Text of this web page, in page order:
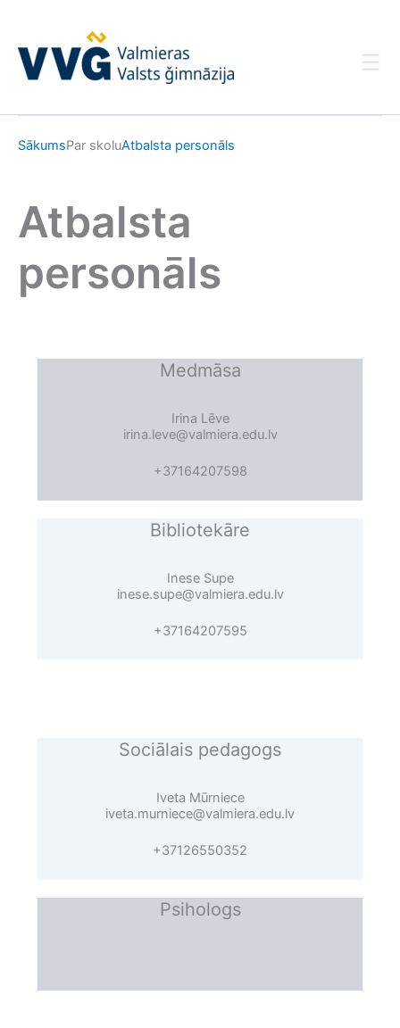
SākumsPar skoluAtbalsta personāls
Atbalsta
personāls
Medmāsa
Irina Lēve
irina.leve@valmiera.edu.lv
+37164207598
Bibliotekāre
Inese Supe
inese.supe@valmiera.edu.lv
+37164207595
Sociālais pedagogs
Iveta Mūrniece
iveta.murniece@valmiera.edu.lv
+37126550352
Psihologs